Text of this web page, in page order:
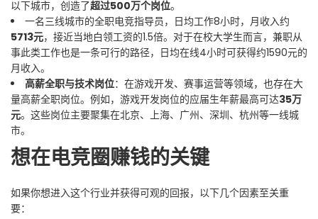
以下城市，创造了超过500万个岗位。
一名三线城市的全职电竞指导员，日均工作8小时，月收入约
5713元，接近当地白领工资的1.5倍。对于在校大学生而言，兼职从
事此类工作也是一条可行的路径，日均在线4小时可获得约1590元的
月收入。
高薪全职与技术岗位：在游戏开发、赛事运营等领域，也存在大
量高薪全职岗位。例如，游戏开发岗位的应届生年薪最高可达35万
元。这些岗位主要聚集在北京、上海、广州、深圳、杭州等一线城
市。
想在电竞圈赚钱的关键
如果你想进入这个行业并获得可观的回报，以下几个因素至关重
要：